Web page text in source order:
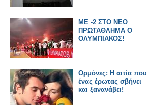
ΜΕ -2 ΣΤΟ ΝΕΟ
ΠΡΩΤΑΘΛΗΜΑ Ο
ΟΛΥΜΠΙΑΚΟΣ!
Ορμόνες: Η αιτία που
ένας έρωτας σβήνει
και ξανανάβει!